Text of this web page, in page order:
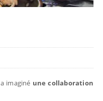
a imaginé une collaboration